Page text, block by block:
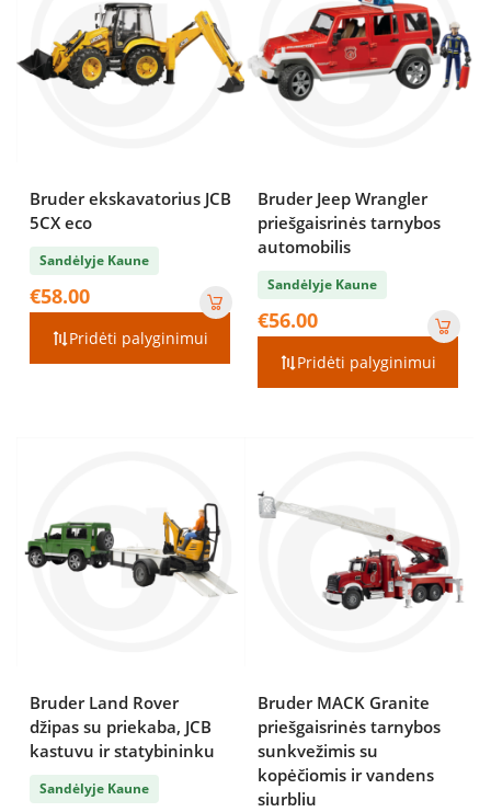
Bruder ekskavatorius JCB
5CX eco
Sandėlyje Kaune
€58.00
Pridėti palyginimui
Bruder Jeep Wrangler
priešgaisrinės tarnybos
automobilis
Sandėlyje Kaune
€56.00
Pridėti palyginimui
Bruder Land Rover
džipas su priekaba, JCB
kastuvu ir statybininku
Sandėlyje Kaune
Bruder MACK Granite
priešgaisrinės tarnybos
sunkvežimis su
kopėčiomis ir vandens
siurbliu